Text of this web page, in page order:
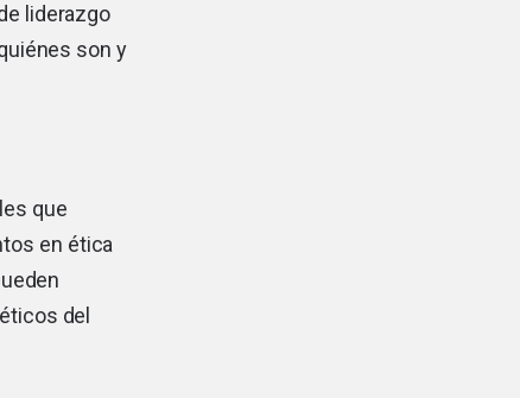
liderazgo
son y
que
en ética
del